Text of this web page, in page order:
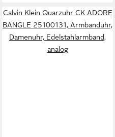
Calvin Klein Quarzuhr CK ADORE
BANGLE 25100131, Armbanduhr,
Damenuhr, Edelstahlarmband,
analog